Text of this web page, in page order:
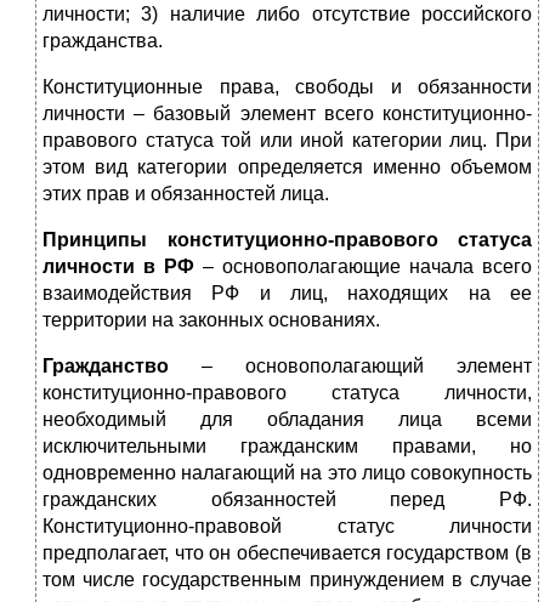
личности; 3) наличие либо отсутствие российского
гражданства.
Конституционные права, свободы и обязанности
личности – базовый элемент всего конституционно-
правового статуса той или иной категории лиц. При
этом вид категории определяется именно объемом
этих прав и обязанностей лица.
Принципы конституционно-правового статуса
личности в РФ – основополагающие начала всего
взаимодействия РФ и лиц, находящих на ее
территории на законных основаниях.
Гражданство – основополагающий элемент
конституционно-правового статуса личности,
необходимый для обладания лица всеми
исключительными гражданским правами, но
одновременно налагающий на это лицо совокупность
гражданских обязанностей перед РФ.
Конституционно-правовой статус личности
предполагает, что он обеспечивается государством (в
том числе государственным принуждением в случае